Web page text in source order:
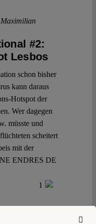
Maximilian
#2:
Lesbos
schon bisher
kann daraus
Hotspot der
Wer dagegen
müsste und
scheitert
mit der
ENDRES DE
1